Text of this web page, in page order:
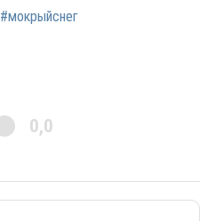
#мокрыйснег
0,0